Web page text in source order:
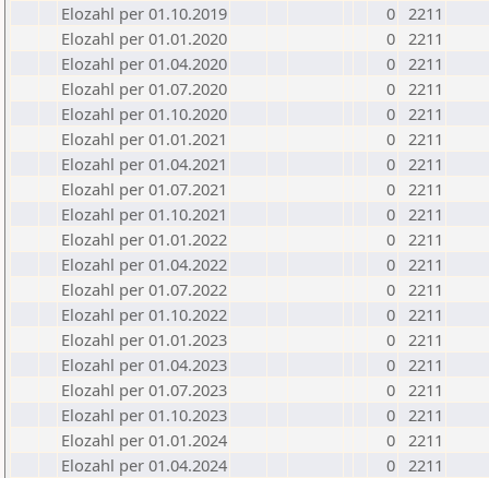
Elozahl per 01.10.2019
0 2211
Elozahl per 01.01.2020
0 2211
Elozahl per 01.04.2020
0 2211
Elozahl per 01.07.2020
0 2211
Elozahl per 01.10.2020
0 2211
Elozahl per 01.01.2021
0 2211
Elozahl per 01.04.2021
0 2211
Elozahl per 01.07.2021
0 2211
Elozahl per 01.10.2021
0 2211
Elozahl per 01.01.2022
0 2211
Elozahl per 01.04.2022
0 2211
Elozahl per 01.07.2022
0 2211
Elozahl per 01.10.2022
0 2211
Elozahl per 01.01.2023
0 2211
Elozahl per 01.04.2023
0 2211
Elozahl per 01.07.2023
0 2211
Elozahl per 01.10.2023
0 2211
Elozahl per 01.01.2024
0 2211
Elozahl per 01.04.2024
0 2211